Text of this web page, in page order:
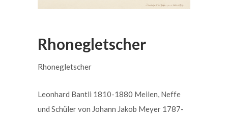
Rhonegletscher
Rhonegletscher
Leonhard Bantli 1810-1880 Meilen, Neffe
und Schüler von Johann Jakob Meyer 1787-